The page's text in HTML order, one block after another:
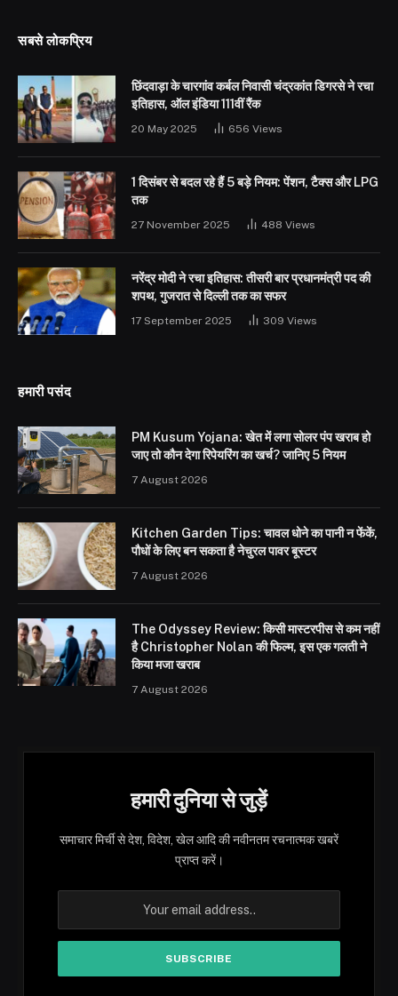
सबसे लोकप्रिय
छिंदवाड़ा के चारगांव कर्बल निवासी चंद्रकांत डिगरसे ने रचा
इतिहास, ऑल इंडिया 111वीं रैंक
20 May 2025 656 Views
1 दिसंबर से बदल रहे हैं 5 बड़े नियम: पेंशन, टैक्स और LPG
तक
27 November 2025 488 Views
नरेंद्र मोदी ने रचा इतिहास: तीसरी बार प्रधानमंत्री पद की
शपथ, गुजरात से दिल्ली तक का सफर
17 September 2025 309 Views
हमारी पसंद
PM Kusum Yojana: खेत में लगा सोलर पंप खराब हो
जाए तो कौन देगा रिपेयरिंग का खर्च? जानिए 5 नियम
7 August 2026
Kitchen Garden Tips: चावल धोने का पानी न फेंकें,
पौधों के लिए बन सकता है नेचुरल पावर बूस्टर
7 August 2026
The Odyssey Review: किसी मास्टरपीस से कम नहीं
है Christopher Nolan की फिल्म, इस एक गलती ने
किया मजा खराब
7 August 2026
हमारी दुनिया से जुड़ें
समाचार मिर्ची से देश, विदेश, खेल आदि की नवीनतम रचनात्मक खबरें
प्राप्त करें।